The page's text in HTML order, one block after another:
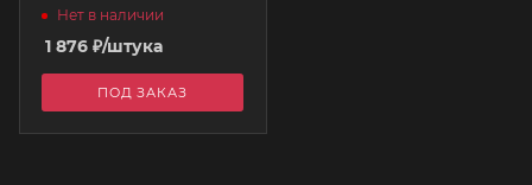
нержавеющая сталь
AUTOBAHN88
Нет в наличии
1 876 ₽/штука
ПОД ЗАКАЗ